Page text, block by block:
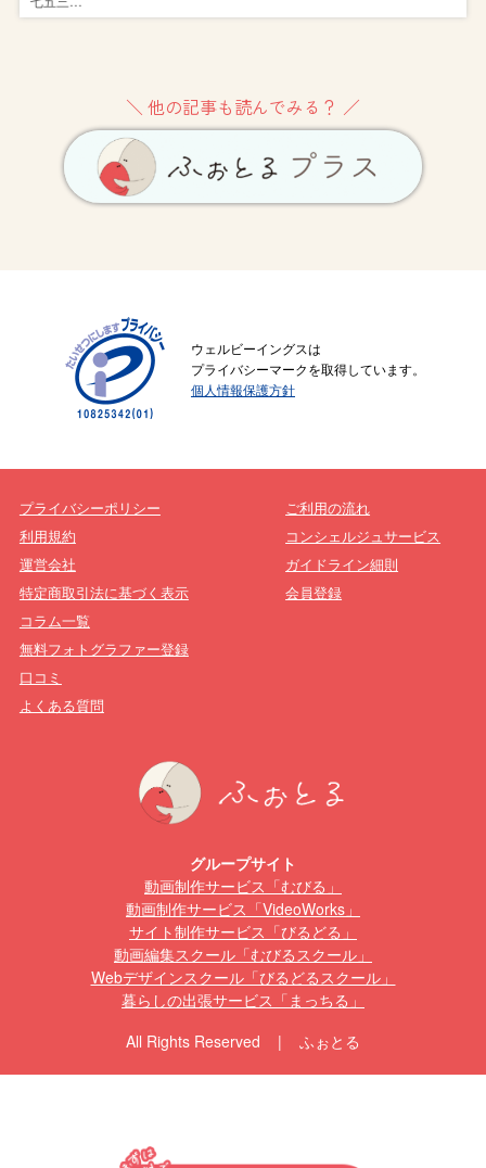
＼ 他の記事も読んでみる？ ／
ウェルビーイングスは
プライバシーマークを取得しています。
個人情報保護方針
プライバシーポリシー
利用規約
運営会社
特定商取引法に基づく表示
ご利用の流れ
コンシェルジュサービス
ガイドライン細則
会員登録
コラム一覧
無料フォトグラファー登録
口コミ
よくある質問
グループサイト
動画制作サービス「むびる」
動画制作サービス「VideoWorks」
サイト制作サービス「びるどる」
動画編集スクール「むびるスクール」
Webデザインスクール「びるどるスクール」
暮らしの出張サービス「まっちる」
All Rights Reserved | ふぉとる